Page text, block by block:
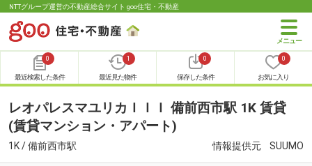
NTTグループ運営の不動産総合サイト goo住宅・不動産
0
最近検索した条件
1
最近見た物件
0
保存した条件
0
お気に入り
レオパレスマユリカＩＩＩ 備前西市駅 1K 賃貸
(賃貸マンション・アパート)
1K / 備前西市駅 情報提供元 SUUMO